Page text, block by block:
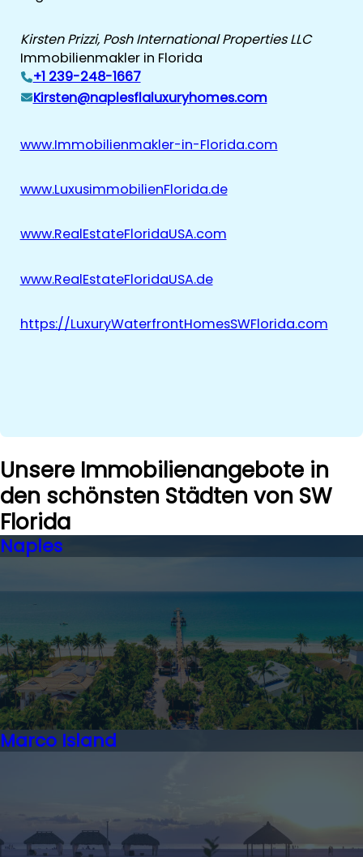
Kirsten Prizzi, Posh International Properties LLC
Immobilienmakler in Florida
+1 239-248-1667
Kirsten@naplesflaluxuryhomes.com
www.Immobilienmakler-in-Florida.com
www.LuxusimmobilienFlorida.de
www.RealEstateFloridaUSA.com
www.RealEstateFloridaUSA.de
https://LuxuryWaterfrontHomesSWFlorida.com
Unsere Immobilienangebote in
den schönsten Städten von SW
Florida
Naples
Marco Island